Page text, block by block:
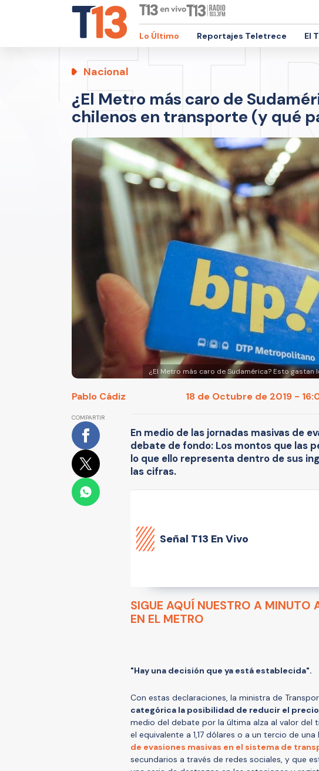
Lo Último Reportajes Teletrece El
Nacional
¿El Metro más caro de
chilenos en transporte (y qué
¿El Metro más caro de Sudamérica? Esto
Pablo Cádiz 18 de Octubre de 2019 -
COMPARTIR
En medio de las jornadas masivas de
debate de fondo: Los montos que las
lo que ello representa dentro de sus
las cifras.
Señal T13 En Vivo
SIGUE AQUÍ NUESTRO A MINUTO
EN EL METRO
"Hay una decisión que ya está establecida".
Con estas declaraciones, la ministra de
categórica la posibilidad de reducir el
medio del debate por la última alza al valor
el equivalente a 1,17 dólares o a un tercio de
de evasiones masivas en el sistema de
secundarios a través de redes sociales, y que